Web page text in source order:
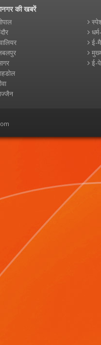
की खबरें
ई-
ई-